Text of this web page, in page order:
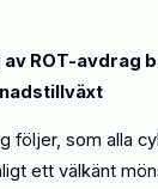
ROT-avdrag
följer, som alla
ett välkänt